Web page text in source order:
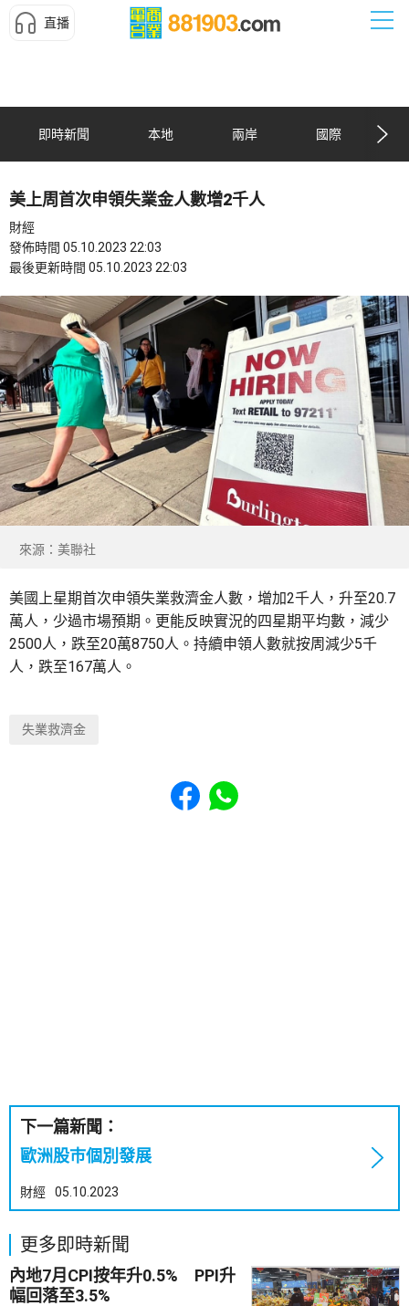
直播
即時新聞 本地 兩岸 國際
美上周首次申領失業金人數增2千人
財經
發佈時間 05.10.2023 22:03
最後更新時間 05.10.2023 22:03
來源：美聯社
美國上星期首次申領失業救濟金人數，增加2千人，升至20.7
萬人，少過市場預期。更能反映實況的四星期平均數，減少
2500人，跌至20萬8750人。持續申領人數就按周減少5千
人，跌至167萬人。
失業救濟金
Share to Facebook
Share to WhatsApp
下一篇新聞：
歐洲股巿個別發展
財經 05.10.2023
更多即時新聞
內地7月CPI按年升0.5% PPI升
幅回落至3.5%